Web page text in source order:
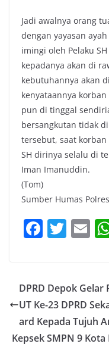
Jadi awalnya orang
dengan yayasan
imingi oleh Pelaku
kepadanya akan di
kebutuhannya akan
kenyataannya
pun di tinggal
bersangkutan tidak
tersebut, saat
SH dirinya selalu di
Iman Imanuddin.
(Tom)
Sumber Humas
F
e
b
o
o
T
er
E
l
DPRD Depok
UT Ke-23 DPRD
ard Kepada Tujuh
Kepsek SMPN 9